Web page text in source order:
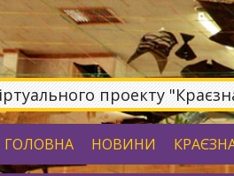
проекту
ГОЛОВНА НОВИНИ